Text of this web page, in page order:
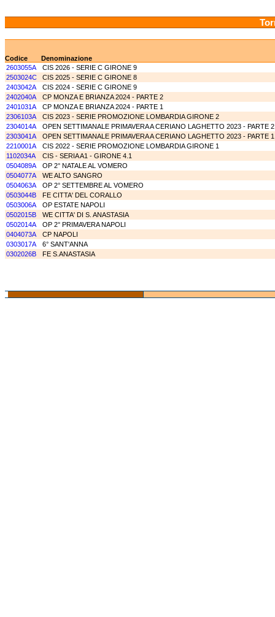
Codice
Denominazione
2603055A
CIS 2026 - SERIE C GIRONE 9
2503024C
CIS 2025 - SERIE C GIRONE 8
2403042A
CIS 2024 - SERIE C GIRONE 9
2402040A
CP MONZA E BRIANZA 2024 - PARTE 2
2401031A
CP MONZA E BRIANZA 2024 - PARTE 1
2306103A
CIS 2023 - SERIE PROMOZIONE LOMBARDIA GIRONE 2
2304014A
OPEN SETTIMANALE PRIMAVERA A CERIANO LAGHETTO 2023 - PARTE 2
2303041A
OPEN SETTIMANALE PRIMAVERA A CERIANO LAGHETTO 2023 - PARTE 1
2210001A
CIS 2022 - SERIE PROMOZIONE LOMBARDIA GIRONE 1
1102034A
CIS - SERIA A1 - GIRONE 4.1
0504089A
OP 2° NATALE AL VOMERO
0504077A
WE ALTO SANGRO
0504063A
OP 2° SETTEMBRE AL VOMERO
0503044B
FE CITTA' DEL CORALLO
0503006A
OP ESTATE NAPOLI
0502015B
WE CITTA' DI S. ANASTASIA
0502014A
OP 2° PRIMAVERA NAPOLI
0404073A
CP NAPOLI
0303017A
6° SANT'ANNA
0302026B
FE S.ANASTASIA